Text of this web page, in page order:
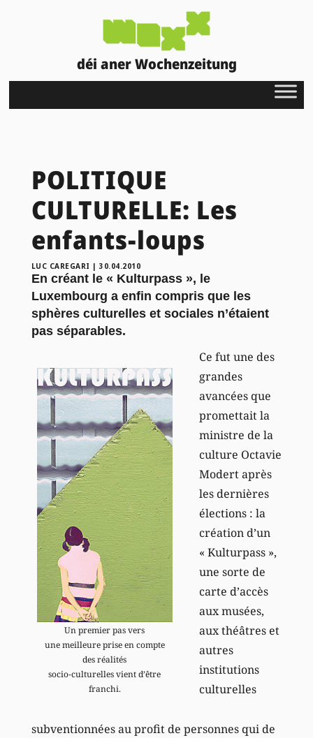
déi aner Wochenzeitung
POLITIQUE
CULTURELLE: Les
enfants-loups
LUC CAREGARI |30.04.2010
En créant le « Kulturpass », le
Luxembourg a enfin compris que les
sphères culturelles et sociales n’étaient
pas séparables.
Un premier pas vers
une meilleure prise en compte
des réalités
socio-culturelles vient d’être
franchi.
Ce fut une des
grandes
avancées que
promettait la
ministre de la
culture Octavie
Modert après
les dernières
élections : la
création d’un
« Kulturpass »,
une sorte de
carte d’accès
aux musées,
aux théâtres et
autres
institutions
culturelles
subventionnées au profit de personnes qui de